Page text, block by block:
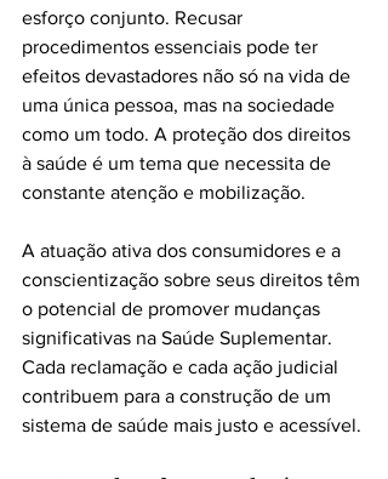
esforço conjunto. Recusar
procedimentos essenciais pode ter
efeitos devastadores não só na vida de
uma única pessoa, mas na sociedade
como um todo. A proteção dos direitos
à saúde é um tema que necessita de
constante atenção e mobilização.
A atuação ativa dos consumidores e a
conscientização sobre seus direitos têm
o potencial de promover mudanças
significativas na Saúde Suplementar.
Cada reclamação e cada ação judicial
contribuem para a construção de um
sistema de saúde mais justo e acessível.